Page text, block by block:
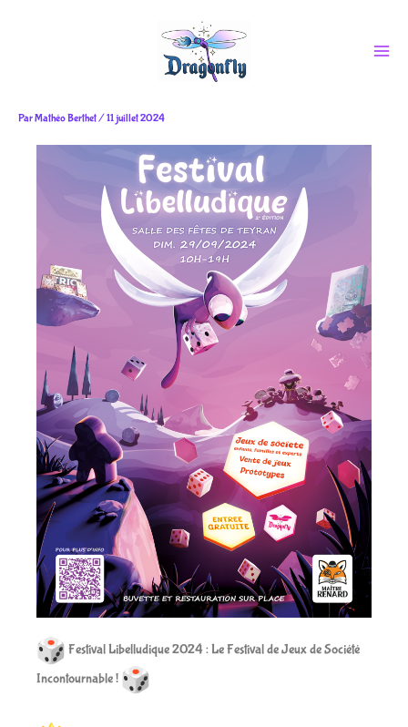
ParMathéo Berthet/11 juillet 2024
Festival Libelludique 2024 : Le Festival de Jeux de Société
Incontournable !